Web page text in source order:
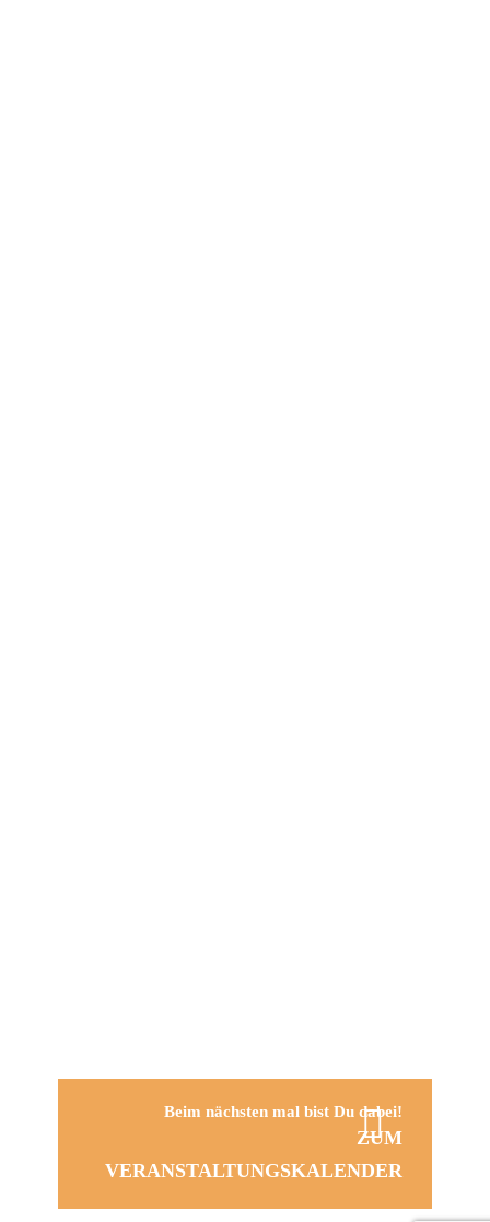
Beim nächsten mal bist Du dabei!
ZUM
VERANSTALTUNGSKALENDER